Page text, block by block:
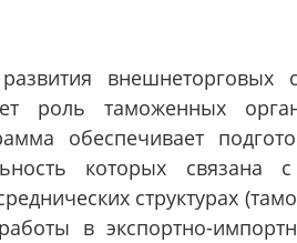
внешнеторговых
роль таможенных
обеспечивает
которых связана
структурах
в экспортно-